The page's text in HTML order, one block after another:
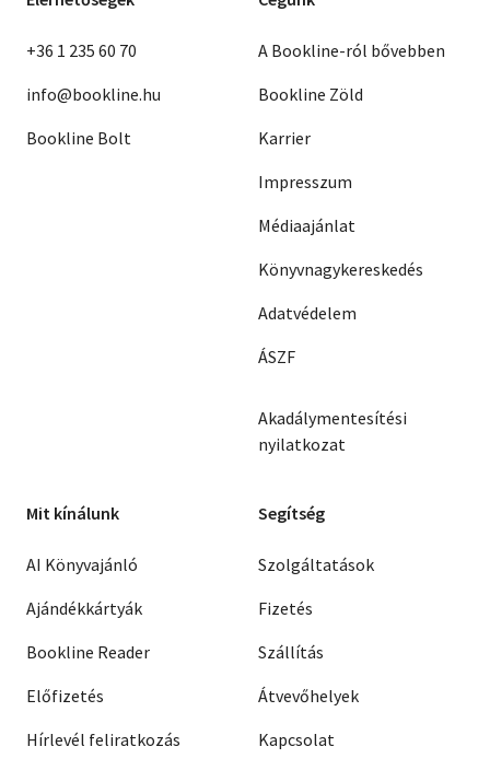
+36 1 235 60 70
info@bookline.hu
Bookline Bolt
A Bookline-ról bővebben
Bookline Zöld
Karrier
Impresszum
Médiaajánlat
Könyvnagykereskedés
Adatvédelem
ÁSZF
Akadálymentesítési
nyilatkozat
Mit kínálunk
AI Könyvajánló
Ajándékkártyák
Bookline Reader
Előfizetés
Hírlevél feliratkozás
Segítség
Szolgáltatások
Fizetés
Szállítás
Átvevőhelyek
Kapcsolat